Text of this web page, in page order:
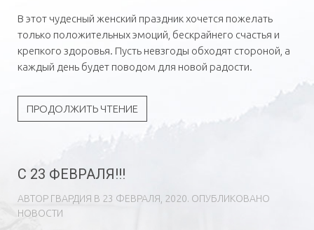
В этот чудесный женский праздник хочется пожелать
только положительных эмоций, бескрайнего счастья и
крепкого здоровья. Пусть невзгоды обходят стороной, а
каждый день будет поводом для новой радости.
ПРОДОЛЖИТЬ ЧТЕНИЕ
С 23 ФЕВРАЛЯ!!!
АВТОР ГВAРДИЯ В 23 ФЕВРАЛЯ, 2020. ОПУБЛИКОВАНО
НОВОСТИ